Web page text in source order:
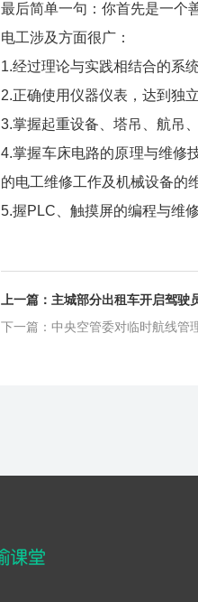
最后简单一句：你首先是一个
电工涉及方面很广：
1.经过理论与实践相结合的系
2.正确使用仪器仪表，达到独
3.掌握起重设备、塔吊、航吊
4.掌握车床电路的原理与维修
的电工维修工作及机械设备的
5.握PLC、触摸屏的编程与维
上一篇：主城部分出租车开启驾驶
下一篇：中央空管委对临时航线管